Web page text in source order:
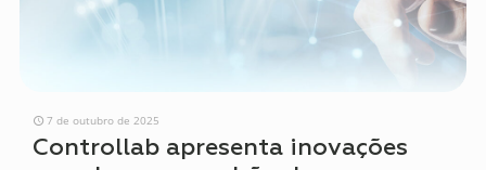
7 de outubro de 2025
Controllab apresenta inovações